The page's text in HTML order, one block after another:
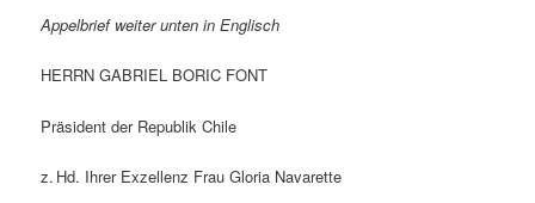
Appelbrief weiter unten in Englisch
HERRN GABRIEL BORIC FONT
Präsident der Republik Chile
z. Hd. Ihrer Exzellenz Frau Gloria Navarette